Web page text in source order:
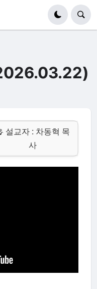
설교자 : 차동혁 목
사